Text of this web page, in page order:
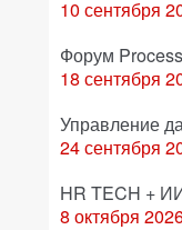
10 сентября
Форум
18 сентября
Управление
24 сентября
HR TECH +
8 октября